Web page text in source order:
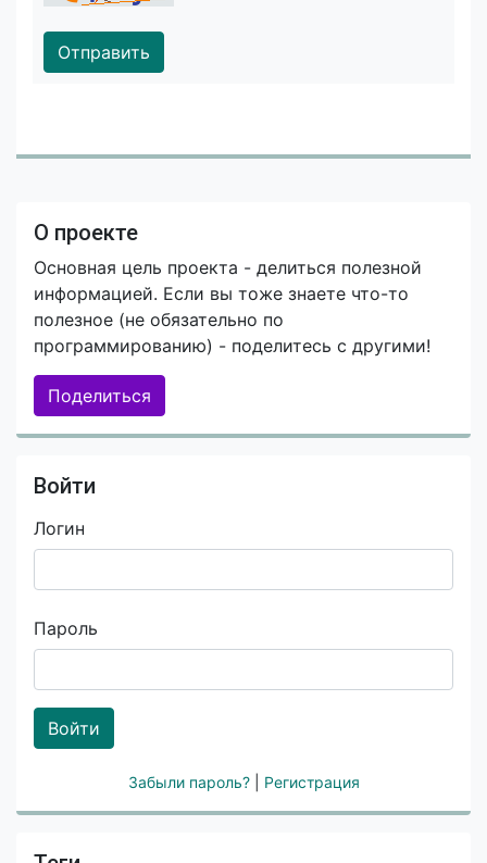
Отправить
О проекте
Основная цель проекта - делиться полезной
информацией. Если вы тоже знаете что-то
полезное (не обязательно по
программированию) - поделитесь с другими!
Поделиться
Войти
Логин
Пароль
Войти
Забыли пароль? Регистрация